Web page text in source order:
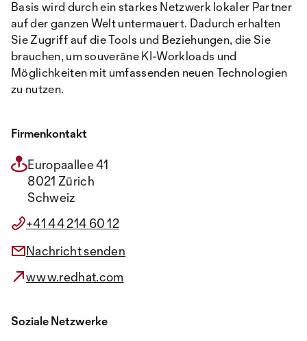
Basis wird durch ein starkes Netzwerk lokaler Partner
auf der ganzen Welt untermauert. Dadurch erhalten
Sie Zugriff auf die Tools und Beziehungen, die Sie
brauchen, um souveräne KI-Workloads und
Möglichkeiten mit umfassenden neuen Technologien
zu nutzen.
Firmenkontakt
Europaallee 41
8021 Zürich
Schweiz
+41 44 214 60 12
Nachricht senden
www.redhat.com
Soziale Netzwerke